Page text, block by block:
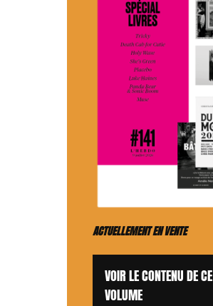
ACTUELLEMENT EN VENTE
VOIR LE CONTENU DE CE
VOLUME